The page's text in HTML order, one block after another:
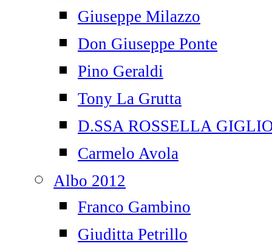
Giuseppe Milazzo
Don Giuseppe Ponte
Pino Geraldi
Tony La Grutta
D.SSA ROSSELLA
Carmelo Avola
Albo 2012
Franco Gambino
Giuditta Petrillo